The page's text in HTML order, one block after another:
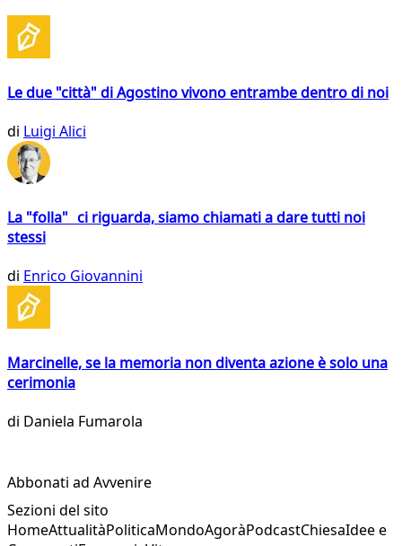
Le due "città" di Agostino vivono entrambe dentro di noi
di Luigi Alici
La "folla" ci riguarda, siamo chiamati a dare tutti noi
stessi
di Enrico Giovannini
Marcinelle, se la memoria non diventa azione è solo una
cerimonia
di Daniela Fumarola
Abbonati ad Avvenire
Sezioni del sito
HomeAttualitàPoliticaMondoAgoràPodcastChiesaIdee e